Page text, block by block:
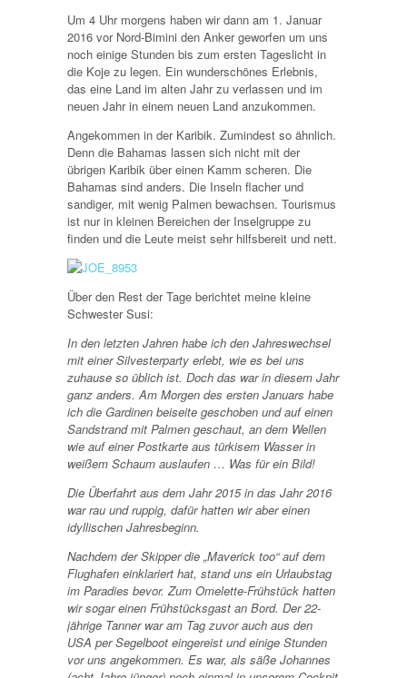
Um 4 Uhr morgens haben wir dann am 1. Januar
2016 vor Nord-Bimini den Anker geworfen um uns
noch einige Stunden bis zum ersten Tageslicht in
die Koje zu legen. Ein wunderschönes Erlebnis,
das eine Land im alten Jahr zu verlassen und im
neuen Jahr in einem neuen Land anzukommen.
Angekommen in der Karibik. Zumindest so ähnlich.
Denn die Bahamas lassen sich nicht mit der
übrigen Karibik über einen Kamm scheren. Die
Bahamas sind anders. Die Inseln flacher und
sandiger, mit wenig Palmen bewachsen. Tourismus
ist nur in kleinen Bereichen der Inselgruppe zu
finden und die Leute meist sehr hilfsbereit und nett.
Über den Rest der Tage berichtet meine kleine
Schwester Susi:
In den letzten Jahren habe ich den Jahreswechsel
mit einer Silvesterparty erlebt, wie es bei uns
zuhause so üblich ist. Doch das war in diesem Jahr
ganz anders. Am Morgen des ersten Januars habe
ich die Gardinen beiseite geschoben und auf einen
Sandstrand mit Palmen geschaut, an dem Wellen
wie auf einer Postkarte aus türkisem Wasser in
weißem Schaum auslaufen … Was für ein Bild!
Die Überfahrt aus dem Jahr 2015 in das Jahr 2016
war rau und ruppig, dafür hatten wir aber einen
idyllischen Jahresbeginn.
Nachdem der Skipper die „Maverick too“ auf dem
Flughafen einklariert hat, stand uns ein Urlaubstag
im Paradies bevor. Zum Omelette-Frühstück hatten
wir sogar einen Frühstücksgast an Bord. Der 22-
jährige Tanner war am Tag zuvor auch aus den
USA per Segelboot eingereist und einige Stunden
vor uns angekommen. Es war, als säße Johannes